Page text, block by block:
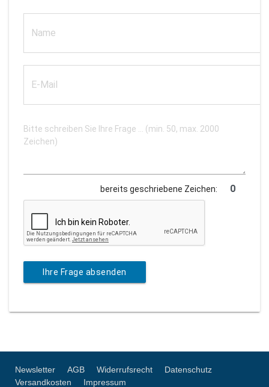
bereits geschriebene Zeichen:
Ihre Frage absenden
Newsletter AGB Widerrufsrecht
Datenschutz
Versandkosten
Impressum